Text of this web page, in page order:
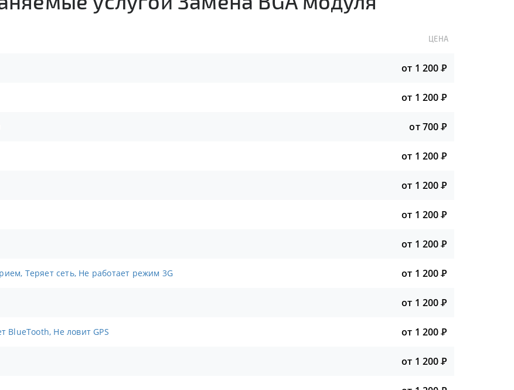
ЦЕНА
от 1 200Р
от 1 200Р
от 700Р
от 1 200Р
от 1 200Р
от 1 200Р
от 1 200Р
Теряет сеть, Не работает режим 3G от 1 200Р
от 1 200Р
BlueTooth, Не ловит GPS от 1 200Р
от 1 200Р